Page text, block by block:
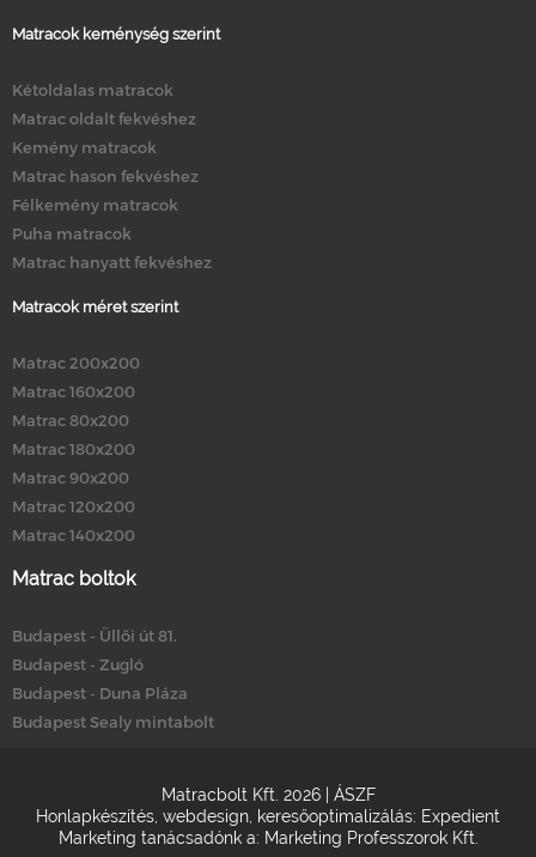
Matracok keménység szerint
Kétoldalas matracok
Matrac oldalt fekvéshez
Kemény matracok
Matrac hason fekvéshez
Félkemény matracok
Puha matracok
Matrac hanyatt fekvéshez
Matracok méret szerint
Matrac 200x200
Matrac 160x200
Matrac 80x200
Matrac 180x200
Matrac 90x200
Matrac 120x200
Matrac 140x200
Matrac boltok
Budapest - Üllői út 81.
Budapest - Zugló
Budapest - Duna Pláza
Budapest Sealy mintabolt
Matracbolt Kft. 2026 | ÁSZF
Honlapkészítés webdesign keresőoptimalizálás: Expedient
Marketing tanácsadónk a: Marketing Professzorok Kft.